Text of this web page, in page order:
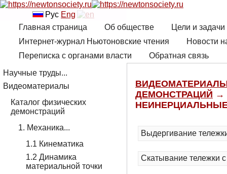
Рус Eng
Главная страница
Об обществе
Цели и
Интернет-журнал Ньютоновские чтения
Новости
Переписка с органами власти
Обратная связь
ДЕМОНСТРАЦИЙ →
Выдергивание
Скатывание тележки
Научные труды...
Видеоматериалы
Каталог физических
демонстраций
1. Механика...
1.1 Кинематика
1.2 Динамика
материальной точки